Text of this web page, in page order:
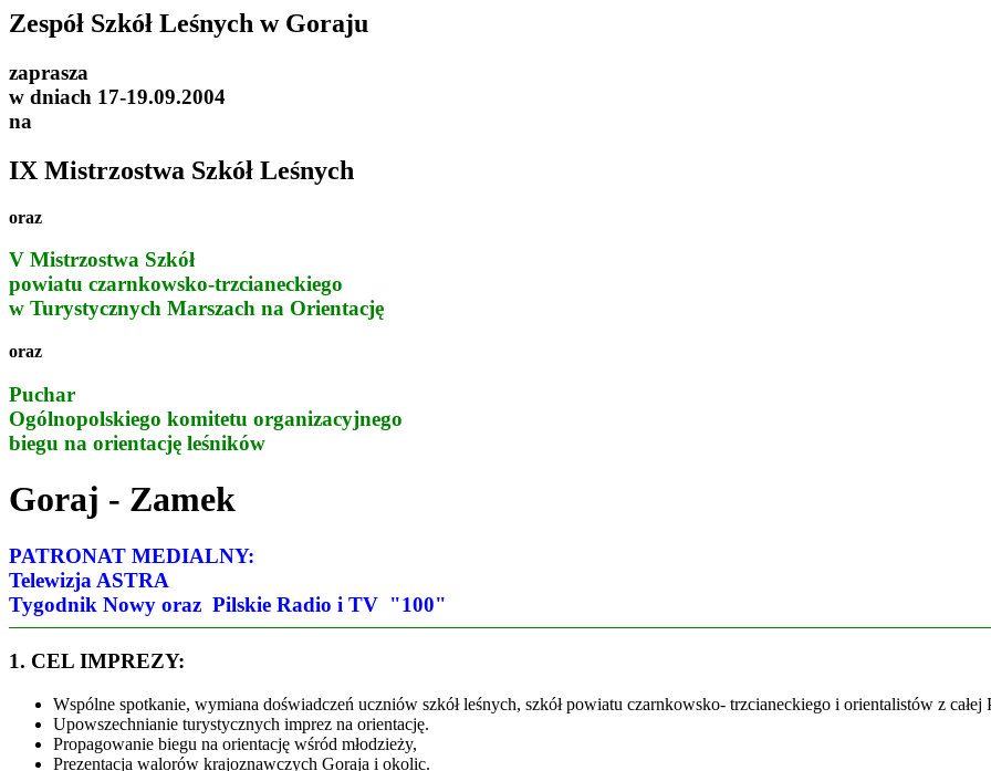
Zespół Szkół Leśnych w Goraju
zaprasza
w dniach 17-19.09.2004
na
IX Mistrzostwa Szkół Leśnych
oraz
V Mistrzostwa Szkół
powiatu czarnkowsko-trzcianeckiego
w Turystycznych Marszach na Orientację
oraz
Puchar
Ogólnopolskiego komitetu organizacyjnego
biegu na orientację leśników
Goraj - Zamek
PATRONAT MEDIALNY:
Telewizja ASTRA
Tygodnik Nowy oraz Pilskie Radio i TV "100"
1. CEL IMPREZY:
Wspólne spotkanie, wymiana doświadczeń uczniów szkół leśnych, szkół powiatu czarnkowsko- trzcianeckiego i orientalistów z całej
Upowszechnianie turystycznych imprez na orientację.
Propagowanie biegu na orientację wśród młodzieży,
Prezentacja walorów krajoznawczych Goraja i okolic.